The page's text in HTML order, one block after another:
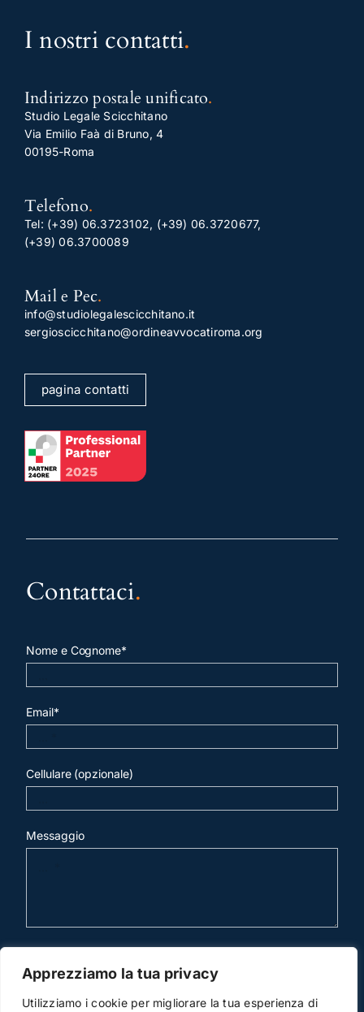
Apprezziamo la tua privacy
Utilizziamo i cookie per migliorare la tua esperienza di
I nostri contatti.
Indirizzo postale unificato.
Studio Legale Scicchitano
Via Emilio Faà di Bruno, 4
00195-Roma
Telefono.
Tel: (+39) 06.3723102, (+39) 06.3720677,
(+39) 06.3700089
Mail e Pec.
info@studiolegalescicchitano.it
sergioscicchitano@ordineavvocatiroma.org
pagina contatti
Contattaci.
Nome e Cognome*
Email*
Cellulare (opzionale)
Messaggio
invia mail